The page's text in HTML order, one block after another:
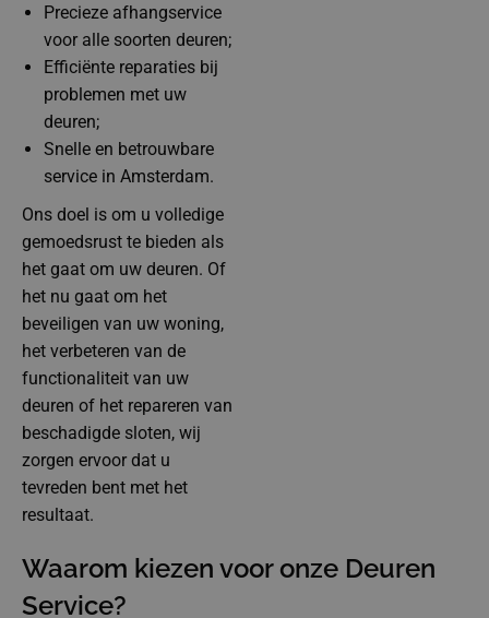
Precieze afhangservice
voor alle soorten deuren;
Efficiënte reparaties bij
problemen met uw
deuren;
Snelle en betrouwbare
service in Amsterdam.
Ons doel is om u volledige
gemoedsrust te bieden als
het gaat om uw deuren. Of
het nu gaat om het
beveiligen van uw woning,
het verbeteren van de
functionaliteit van uw
deuren of het repareren van
beschadigde sloten, wij
zorgen ervoor dat u
tevreden bent met het
resultaat.
Waarom kiezen voor onze Deuren
Service?